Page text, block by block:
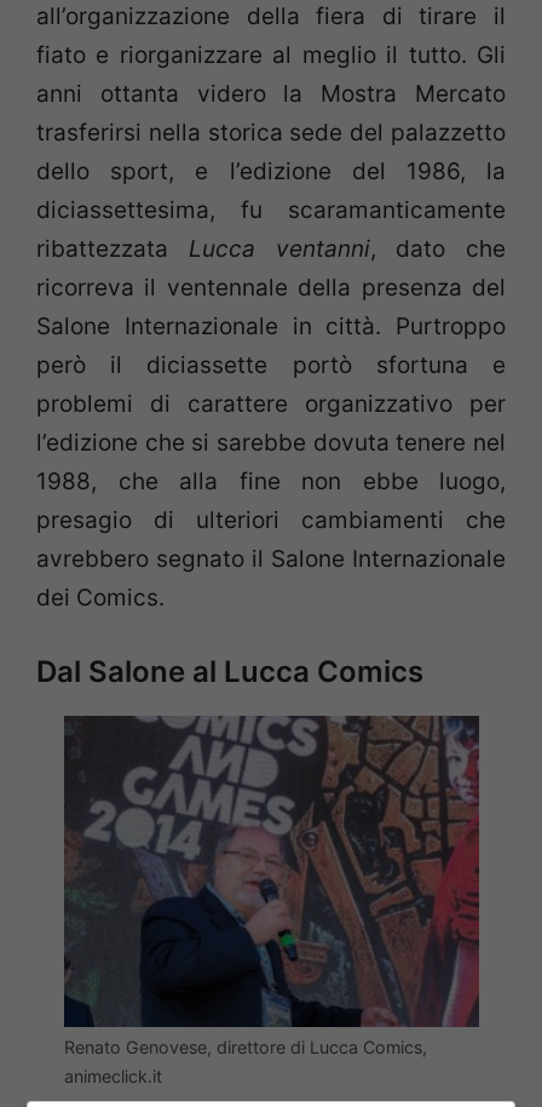
all’organizzazione della fiera di tirare il
fiato e riorganizzare al meglio il tutto. Gli
anni ottanta videro la Mostra Mercato
trasferirsi nella storica sede del palazzetto
dello sport, e l’edizione del 1986, la
diciassettesima, fu scaramanticamente
ribattezzata Lucca ventanni, dato che
ricorreva il ventennale della presenza del
Salone Internazionale in città. Purtroppo
però il diciassette portò sfortuna e
problemi di carattere organizzativo per
l’edizione che si sarebbe dovuta tenere nel
1988, che alla fine non ebbe luogo,
presagio di ulteriori cambiamenti che
avrebbero segnato il Salone Internazionale
dei Comics.
Dal Salone al Lucca Comics
Renato Genovese, direttore di Lucca Comics,
animeclick.it